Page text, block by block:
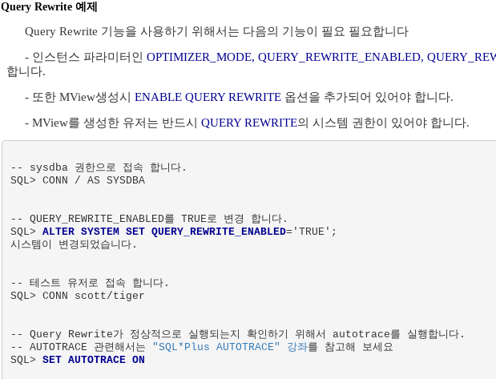
Query Rewrite 예제
Query Rewrite 기능을 사용하기 위해서는 다음의 기능이 필요 필요합니다
- 인스턴스 파라미터인 OPTIMIZER_MODE, QUERY_REWRITE_ENABLED,
합니다.
- 또한 MView생성시 ENABLE QUERY REWRITE 옵션을 추가되어 있어야 합니다.
- MView를 생성한 유저는 반드시 QUERY REWRITE의 시스템 권한이 있어야 합니다.
-- sysdba 권한으로 접속 합니다.
SQL> CONN / AS SYSDBA
-- QUERY_REWRITE_ENABLED를 TRUE로 변경 합니다.
SQL> ALTER SYSTEM SET QUERY_REWRITE_ENABLED='TRUE';
시스템이 변경되었습니다.
-- 테스트 유저로 접속 합니다.
SQL> CONN scott/tiger
-- Query Rewrite가 정상적으로 실행되는지 확인하기 위해서 autotrace를 실행합니다.
-- AUTOTRACE 관련해서는 "SQL*Plus AUTOTRACE" 강좌를 참고해 보세요
SQL> SET AUTOTRACE ON